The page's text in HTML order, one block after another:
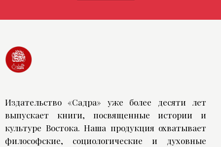
Издательство «Садра» уже более десяти лет
выпускает книги, посвященные истории и
культуре Востока. Наша продукция охватывает
философские, социологические и духовные